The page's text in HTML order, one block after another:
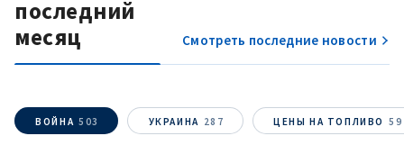
последний
месяц
Смотреть последние новости
ВОЙНА 503 УКРАИНА 287 ЦЕНЫ НА ТОПЛИВО 59